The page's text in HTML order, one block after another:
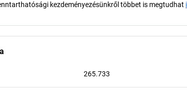
kezdeményezésünkről többet is megtudhat
265.733